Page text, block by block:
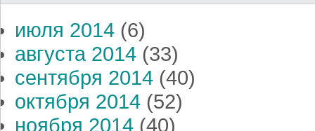
июля 2014 (6)
августа 2014 (33)
сентября 2014 (40)
октября 2014 (52)
ноября 2014 (40)